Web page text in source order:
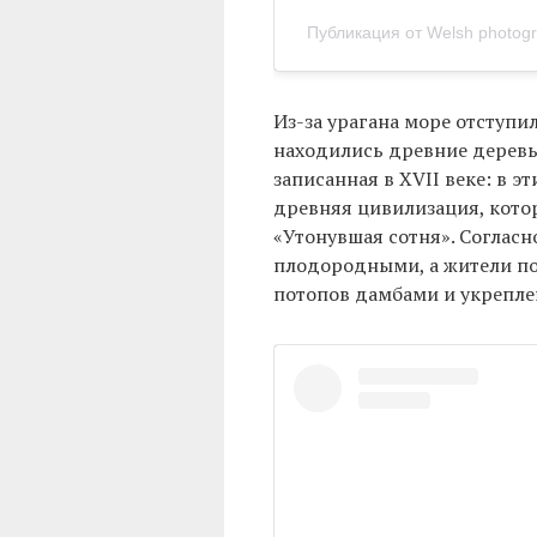
Публикация от Welsh
Из-за урагана море
находились древние
записанная в XVII веке: в
древняя цивилизация,
«Утонувшая сотня».
плодородными, а жители
потопов дамбами и